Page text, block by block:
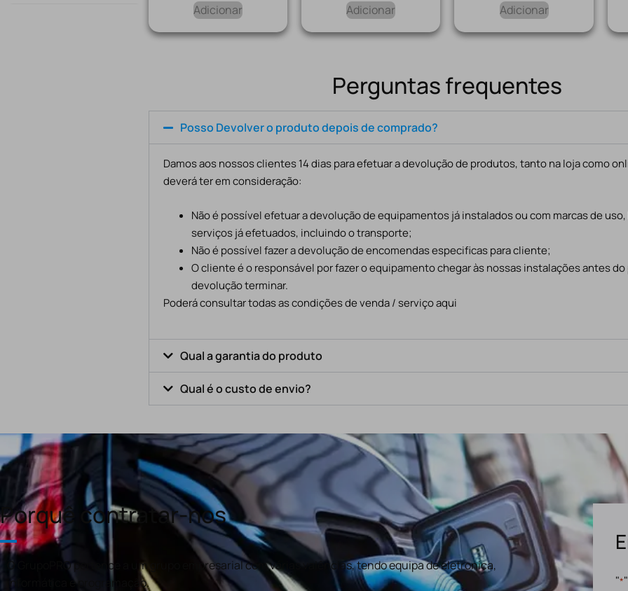
Adicionar Adicionar Adicionar
Perguntas frequentes
Posso Devolver o produto depois de comprado?
Damos aos nossos clientes 14 dias para efetuar a devolução de produtos, tanto na loja como
deverá ter em consideração:
Não é possível efetuar a devolução de equipamentos já instalados ou com marcas de
serviços já efetuados, incluindo o transporte;
Não é possível fazer a devolução de encomendas especificas para cliente;
O cliente é o responsável por fazer o equipamento chegar às nossas instalações antes
devolução terminar.
Poderá consultar todas as condições de venda / serviço aqui
Qual a garantia do produto
Qual é o custo de envio?
Porquê contratar-nos
O GrupoPRO pertence a um grupo empresarial com várias valências, tendo equipa de eletronica,
informática e programação.
"*